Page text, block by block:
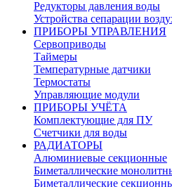
Редукторы давления воды
Устройства сепарации
ПРИБОРЫ УПРАВЛЕНИЯ
Сервоприводы
Таймеры
Температурные датчики
Термостаты
Управляющие модули
ПРИБОРЫ УЧЁТА
Комплектующие для ПУ
Счетчики для воды
РАДИАТОРЫ
Алюминиевые секционные
Биметаллические
Биметаллические